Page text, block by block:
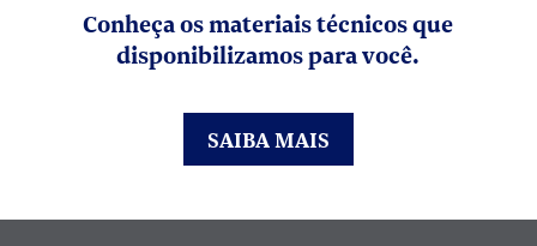
Conheça os materiais técnicos que
disponibilizamos para você.
SAIBA MAIS